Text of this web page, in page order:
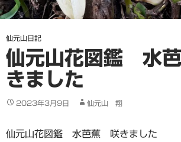
仙元山日記
仙元山花図鑑 水
きました
2023年3月9日 仙元山 翔
仙元山花図鑑 水芭蕉 咲きました